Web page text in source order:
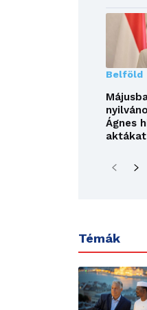
Belföld
Ágnes
aktákat
Témák